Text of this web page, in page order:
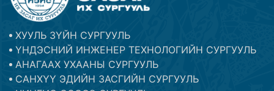
ХУУЛЬ ЗҮЙН СУРГУУЛЬ
ҮНДЭСНИЙ ИНЖЕНЕР ТЕХНОЛОГИЙН СУРГУУЛЬ
АНАГААХ УХААНЫ СУРГУУЛЬ
САНХҮҮ ЭДИЙН ЗАСГИЙН СУРГУУЛЬ